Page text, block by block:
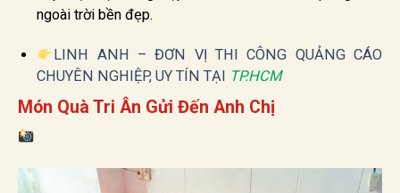
ngoài trời bền đẹp.
LINH ANH – ĐƠN VỊ THI CÔNG QUẢNG CÁO
CHUYÊN NGHIỆP, UY TÍN TẠI
TP.HCM
Món Quà Tri Ân Gửi Đến Anh Chị